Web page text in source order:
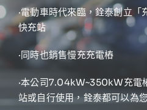
·電動車時代來臨，銓泰創立
快充站
·同時也銷售慢充充電樁
·本公司7.04kW~350kW充電
站或自行使用，銓泰都可以為